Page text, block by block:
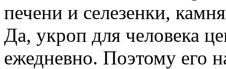
печени и селезенки,
Да, укроп для человека
ежедневно. Поэтому его